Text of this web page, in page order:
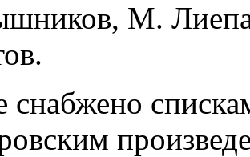
М.
снабжено